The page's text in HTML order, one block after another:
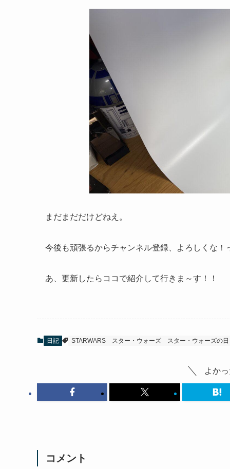
まだまだだけどねえ。
今後も頑張るからチャンネル登録、よろしくな
あ、更新したらココで紹介して行きま～す！！
日記 STARWARS スター・ウォーズ スター・ウォーズの日
よか
コメント